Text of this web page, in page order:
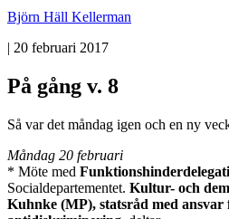
Björn Häll Kellerman
| 20 februari 2017
På gång v. 8
Så var det måndag igen och en ny
Måndag 20 februari
* Möte med
Socialdepartementet. Kultur- och
Kuhnke (MP), statsråd med